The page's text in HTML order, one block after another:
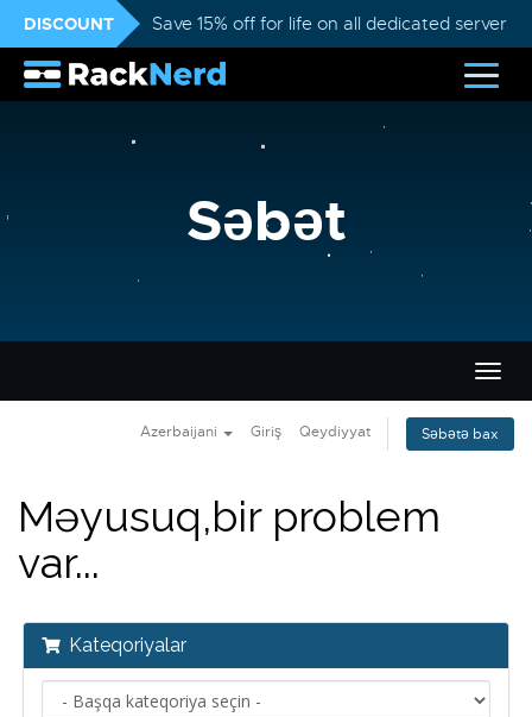
DISCOUNT Save 15% off for life on all dedicated servers
Səbət
keçid
Azerbaijani Giriş Qeydiyyat Səbətə bax
Məyusuq,bir problem
var...
Kateqoriyalar